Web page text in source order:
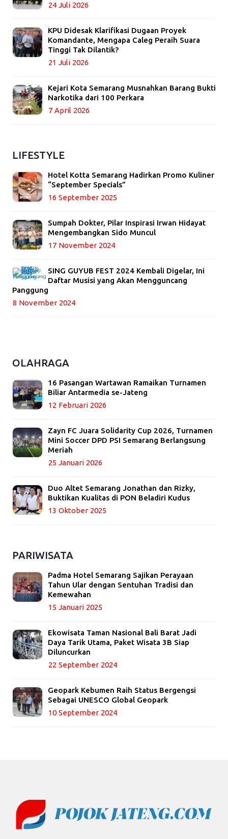
24 Juli 2026
KPU Didesak Klarifikasi Dugaan Proyek
Komandante, Mengapa Caleg Peraih Suara
Tinggi Tak Dilantik?
21 Juli 2026
Kejari Kota Semarang Musnahkan Barang Bukti
Narkotika dari 100 Perkara
7 April 2026
LIFESTYLE
Hotel Kotta Semarang Hadirkan Promo Kuliner
“September Specials”
16 September 2025
Sumpah Dokter, Pilar Inspirasi Irwan Hidayat
Mengembangkan Sido Muncul
17 November 2024
SING GUYUB FEST 2024 Kembali Digelar, Ini
Daftar Musisi yang Akan Mengguncang
Panggung
8 November 2024
OLAHRAGA
16 Pasangan Wartawan Ramaikan Turnamen
Biliar Antarmedia se-Jateng
12 Februari 2026
Zayn FC Juara Solidarity Cup 2026, Turnamen
Mini Soccer DPD PSI Semarang Berlangsung
Meriah
25 Januari 2026
Duo Altet Semarang Jonathan dan Rizky,
Buktikan Kualitas di PON Beladiri Kudus
13 Oktober 2025
PARIWISATA
Padma Hotel Semarang Sajikan Perayaan
Tahun Ular dengan Sentuhan Tradisi dan
Kemewahan
15 Januari 2025
Ekowisata Taman Nasional Bali Barat Jadi
Daya Tarik Utama, Paket Wisata 3B Siap
Diluncurkan
22 September 2024
Geopark Kebumen Raih Status Bergengsi
Sebagai UNESCO Global Geopark
10 September 2024